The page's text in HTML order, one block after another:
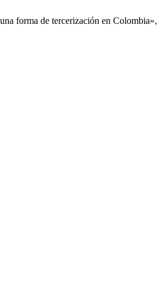
forma de tercerización en Colombia»,